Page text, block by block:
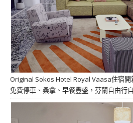
Original Sokos Hotel Royal Vaasa住宿開
免費停車、桑拿、早餐豐盛，芬蘭自由行